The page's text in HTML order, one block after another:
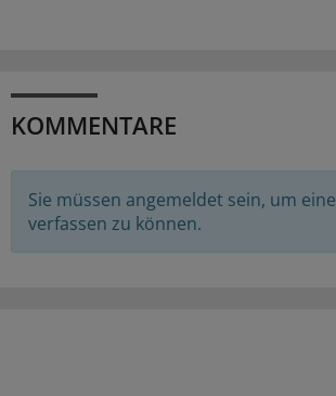
KOMMENTARE
Sie müssen angemeldet sein, um
verfassen zu können.